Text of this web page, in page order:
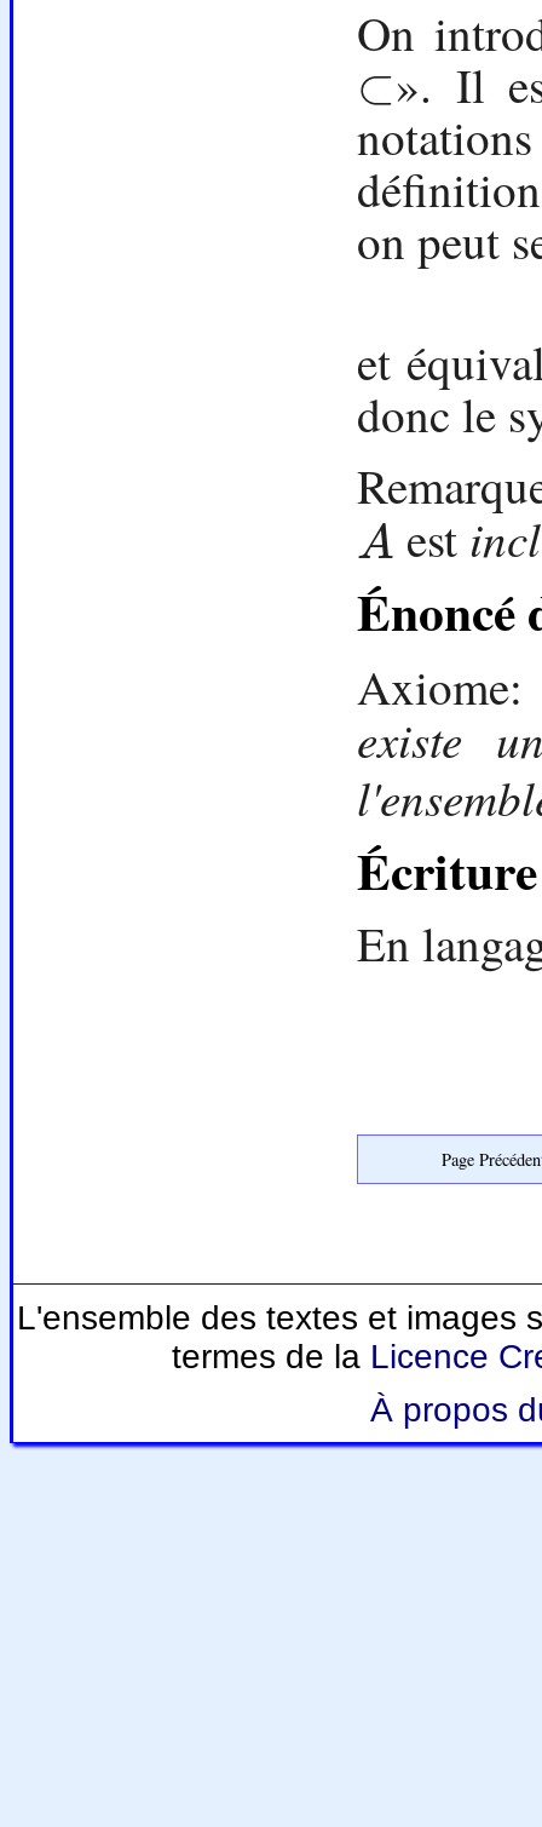
On
⊂
⊂
». Il
on peut
et
donc le
A
A est
Énoncé
existe
En
Page
L'ensemble des textes et images
termes de la Licence
À propos